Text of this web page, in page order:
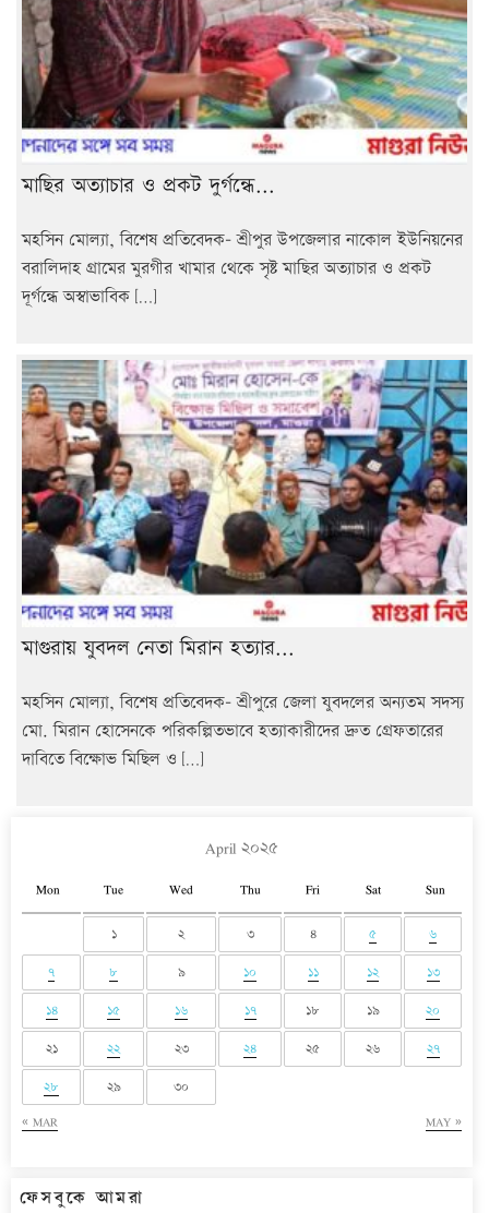
মাছির অত্যাচার ও প্রকট দুর্গন্ধে...
মহসিন মোল্যা, বিশেষ প্রতিবেদক- শ্রীপুর উপজেলার নাকোল ইউনিয়নের
বরালিদাহ গ্রামের মুরগীর খামার থেকে সৃষ্ট মাছির অত্যাচার ও প্রকট
দূর্গন্ধে অস্বাভাবিক […]
মাগুরায় যুবদল নেতা মিরান হত্যার...
মহসিন মোল্যা, বিশেষ প্রতিবেদক- শ্রীপুরে জেলা যুবদলের অন্যতম সদস্য
মো. মিরান হোসেনকে পরিকল্পিতভাবে হত্যাকারীদের দ্রুত গ্রেফতারের
দাবিতে বিক্ষোভ মিছিল ও […]
April ২০২৫
Mon Tue Wed Thu Fri Sat Sun
« MAR MAY »
১ ২ ৩ ৪ ৫ ৬
৭ ৮ ৯ ১০ ১১ ১২ ১৩
১৪ ১৫ ১৬ ১৭ ১৮ ১৯ ২০
২১ ২২ ২৩ ২৪ ২৫ ২৬ ২৭
২৮ ২৯ ৩০
ফেসবুকে আমরা